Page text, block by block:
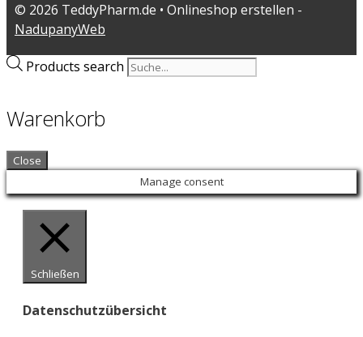
© 2026 TeddyPharm.de • Onlineshop erstellen -
NadupanyWeb
Products search
Warenkorb
Close
Manage consent
Schließen
Datenschutzübersicht